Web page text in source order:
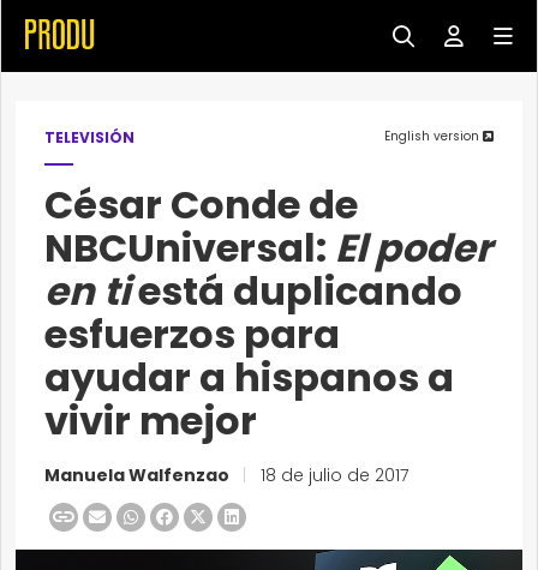
TELEVISIÓN English version
César Conde de
NBCUniversal: El poder
en tiestá duplicando
esfuerzos para
ayudar a hispanos a
vivir mejor
Manuela Walfenzao 18 de julio de 2017